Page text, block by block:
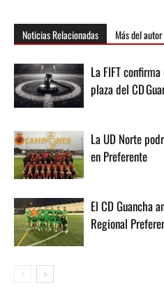
Noticias Relacionadas Más del autor
La FIFT
plaza del CD
La UD Norte
en Preferente
El CD Guancha
Regional